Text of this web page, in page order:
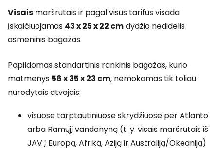
Visais maršrutais ir pagal visus tarifus visada
įskaičiuojamas 43 x 25 x 22 cmdydžio nedidelis
asmeninis bagažas.
Papildomas standartinis rankinis bagažas, kurio
matmenys 56 x 35 x 23 cm, nemokamas tik toliau
nurodytais atvejais:
visuose tarptautiniuose skrydžiuose per Atlanto
arba Ramųjį vandenyną (t. y. visais maršrutais iš
JAV į Europą, Afriką, Aziją ir Australiją/Okeaniją)